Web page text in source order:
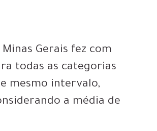
Gerais fez com
todas as categorias
mesmo intervalo,
a média de